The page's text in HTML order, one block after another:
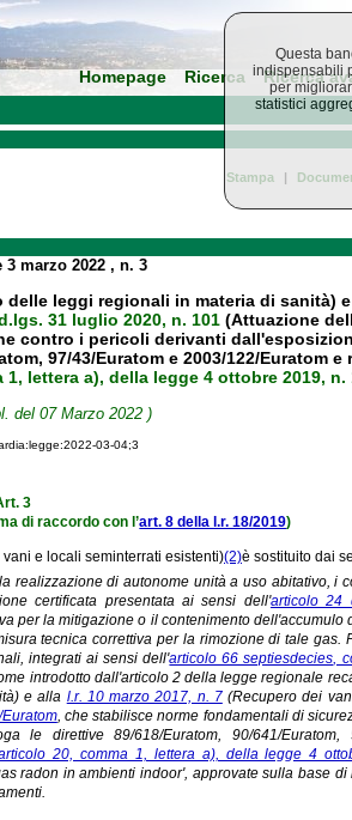
Homepage Ricerca Ricerca
Stampa |
3 marzo 2022, n. 3
leggi regionali in materia di sanità)
31 luglio 2020, n. 101(Attuazione
contro i pericoli derivanti
97/43/Euratom e 2003/122/Euratom
1, lettera a), della legge 4 ottobre 2019, n.
del 07 Marzo 2022 )
03-04;3
3
di raccordo con l’art. 8 della l.r. 18/2019)
e locali seminterrati esistenti)(2)è sostituito dai
realizzazione di autonome unità a uso abitativo, i
certificata presentata ai sensi dell'articolo 24
per la mitigazione o il contenimento dell'accumulo
tecnica correttiva per la rimozione di tale gas.
integrati ai sensi dell'articolo 66 septiesdecies,
introdotto dall'articolo 2 della legge regionale
e alla l.r. 10 marzo 2017, n. 7(Recupero dei
, che stabilisce norme fondamentali di
direttive 89/618/Euratom, 90/641/Euratom,
20, comma 1, lettera a), della legge 4
radon in ambienti indoor', approvate sulla base
Questa
indispensabili
per
statistici